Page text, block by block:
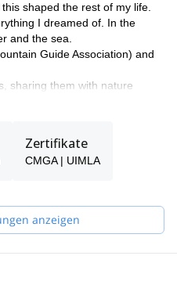
shaped the rest of my life.
I dreamed of. In the
and the sea.
Guide Association) and
sharing them with nature
adventure. Indeed, I will
home the best memories of
Zertifikate
CMGA | UIMLA
anzeigen